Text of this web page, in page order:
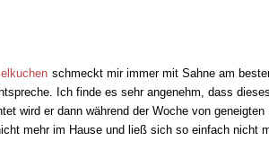
schmeckt mir immer mit Sahne am
Ich finde es sehr angenehm, dass
wird er dann während der Woche von geneigten
mehr im Hause und ließ sich so einfach nicht